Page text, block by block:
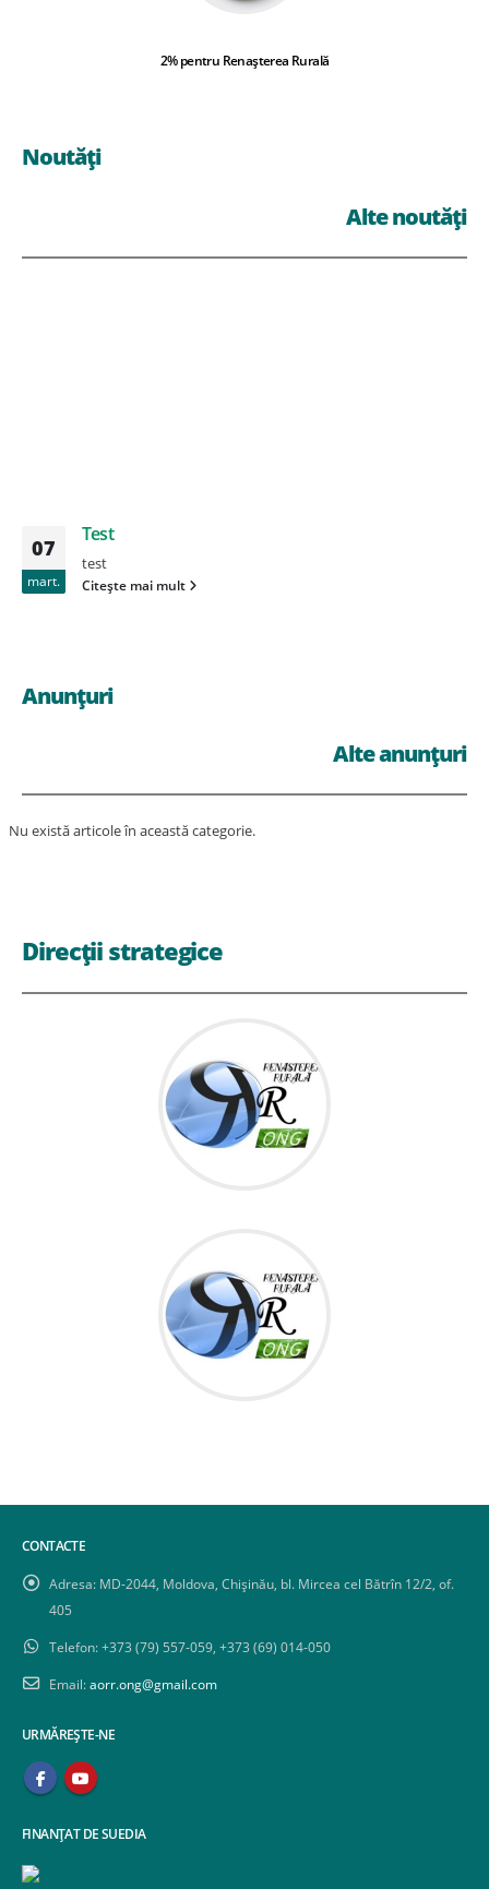
2% pentru Renașterea Rurală
Noutăți
Alte noutăți
07
mart.
Test
test
Citește mai mult
Anunțuri
Alte anunțuri
Nu există articole în această categorie.
Direcții strategice
CONTACTE
Adresa: MD-2044, Moldova, Chișinău, bl. Mircea cel Bătrîn 12/2, of.
405
Telefon:+373 (79) 557-059, +373 (69) 014-050
Email:aorr.ong@gmail.com
URMĂREȘTE-NE
FINANȚAT DE SUEDIA